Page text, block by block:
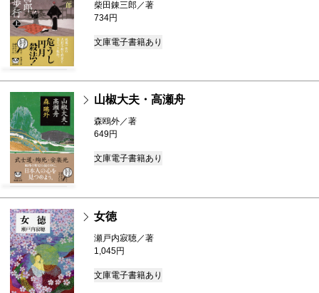
柴田錬三郎／著
734円
文庫電子書籍あり
山椒大夫・高瀬舟
森鴎外／著
649円
文庫電子書籍あり
女徳
瀬戸内寂聴／著
1,045円
文庫電子書籍あり